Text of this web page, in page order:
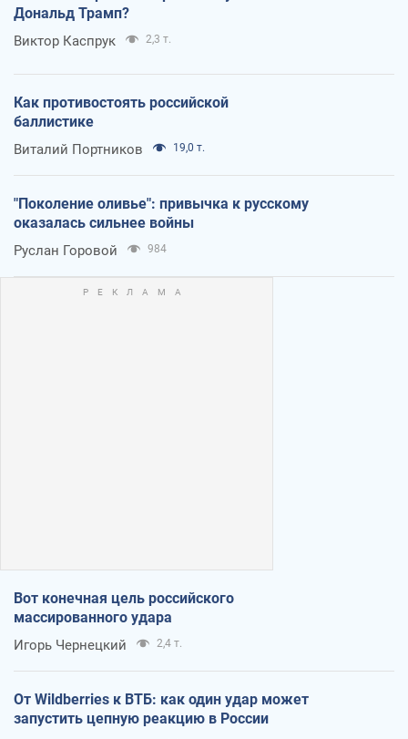
Дональд Трамп?
Виктор Каспрук 2,3 т.
Как противостоять российской
баллистике
Виталий Портников 19,0 т.
"Поколение оливье": привычка к русскому
оказалась сильнее войны
Руслан Горовой 984
Вот конечная цель российского
массированного удара
Игорь Чернецкий 2,4 т.
От Wildberries к ВТБ: как один удар может
запустить цепную реакцию в России